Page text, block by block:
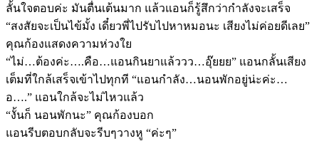
ลั้นใจตอบค่ะ มันตื่นเต้นมาก แล้วแอนก็รู้สึกว่ากำลังจะเสร็จ
“สงสัยจะเป็นไข้มั้ง เดี๋ยวพี่ไปรับไปหาหมอนะ เสียงไม่ค่อยดีเลย”
คุณก้องแสดงความห่วงใย
“ไม่…ต้องค่ะ….คือ…แอนกินยาแล้ววว…อุ๊ยยย” แอนกลั้นเสียง
เต็มที่ใกล้เสร็จเข้าไปทุกที “แอนกำลัง…นอนพักอยู่น่ะค่ะ…
อ….” แอนใกล้จะไม่ไหวแล้ว
“งั้นก็ นอนพักนะ” คุณก้องบอก
แอนรีบตอบกลับจะรีบๆวางหู “ค่ะๆ”